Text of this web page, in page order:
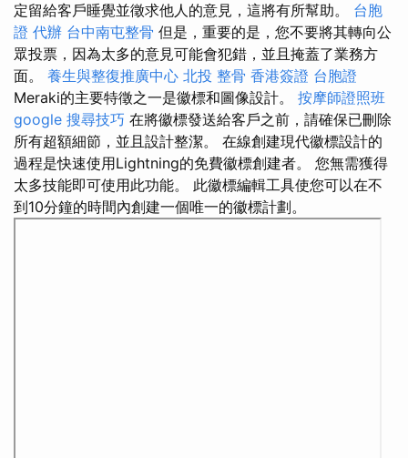
定留給客戶睡覺並徵求他人的意見，這將有所幫助。 台胞
證 代辦 台中南屯整骨 但是，重要的是，您不要將其轉向公
眾投票，因為太多的意見可能會犯錯，並且掩蓋了業務方
面。 養生與整復推廣中心 北投 整骨 香港簽證 台胞證
Meraki的主要特徵之一是徽標和圖像設計。 按摩師證照班
google 搜尋技巧 在將徽標發送給客戶之前，請確保已刪除
所有超額細節，並且設計整潔。 在線創建現代徽標設計的
過程是快速使用Lightning的免費徽標創建者。 您無需獲得
太多技能即可使用此功能。 此徽標編輯工具使您可以在不
到10分鐘的時間內創建一個唯一的徽標計劃。